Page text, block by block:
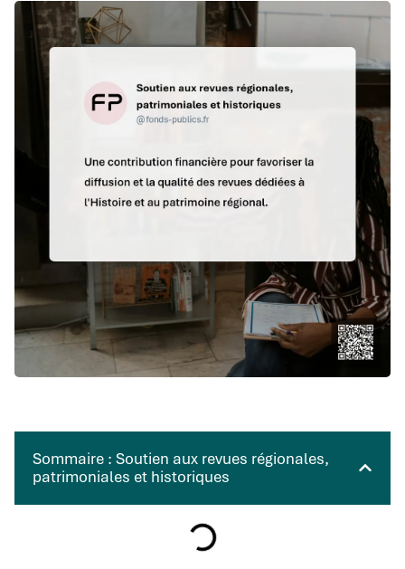
Sommaire : Soutien aux revues régionales,
patrimoniales et historiques